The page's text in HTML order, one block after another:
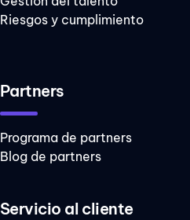
Riesgos y cumplimiento
Partners
Programa de partners
Blog de partners
Servicio al cliente